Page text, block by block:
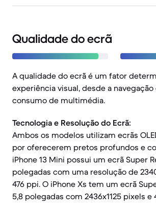
Qualidade do ecrã
A qualidade do ecrã é um fator
experiência visual, desde a navegação
consumo de multimédia.
Tecnologia e Resolução do Ecrã:
Ambos os modelos utilizam ecrãs
por oferecerem pretos profundos e
iPhone 13 Mini possui um ecrã Super
polegadas com uma resolução de
476 ppi. O iPhone Xs tem um ecrã
5,8 polegadas com 2436x1125 pixels e